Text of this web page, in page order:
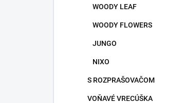
WOODY LEAF
WOODY FLOWERS
JUNGO
NIXO
S ROZPRAŠOVAČOM
VOŇAVÉ VRECÚŠKA